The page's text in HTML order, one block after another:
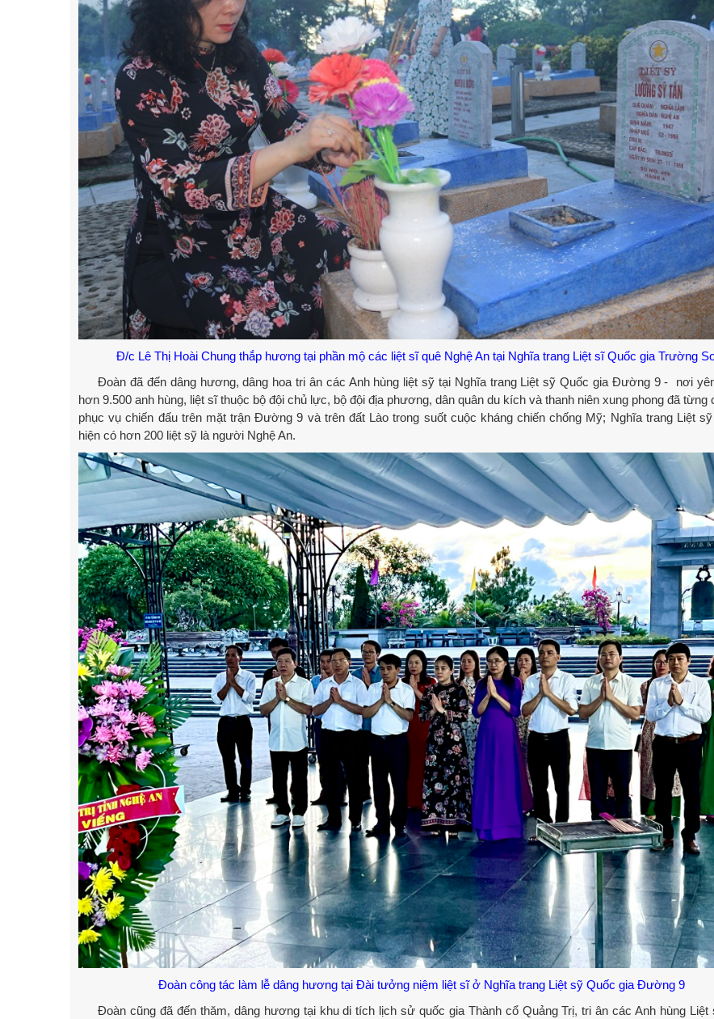
Đ/c Lê Thị Hoài Chung thắp hương tại phần mộ các liệt sĩ quê Nghệ An tại Nghĩa trang Liệt sĩ Quốc gia Trường
Đoàn đã đến dâng hương, dâng hoa tri ân các Anh hùng liệt sỹ tại Nghĩa trang Liệt sỹ Quốc gia Đường 9 - nơi
hơn 9.500 anh hùng, liệt sĩ thuộc bộ đội chủ lực, bộ đội địa phương, dân quân du kích và thanh niên xung phong đã từng
phục vụ chiến đấu trên mặt trận Đường 9 và trên đất Lào trong suốt cuộc kháng chiến chống Mỹ; Nghĩa trang Liệt
hiện có hơn 200 liệt sỹ là người Nghệ An.
Đoàn công tác làm lễ dâng hương tại Đài tưởng niệm liệt sĩ ở Nghĩa trang Liệt sỹ Quốc gia Đường 9
Đoàn cũng đã đến thăm, dâng hương tại khu di tích lịch sử quốc gia Thành cổ Quảng Trị, tri ân các Anh hùng Liệt